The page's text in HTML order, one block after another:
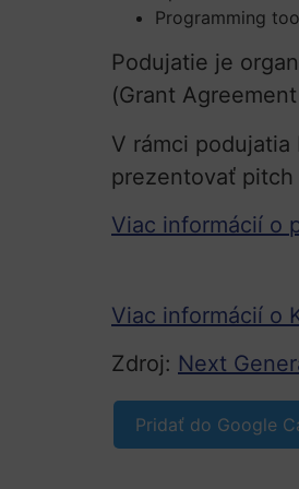
Programming
Podujatie je
(Grant
V rámci podujatia
prezentovať
Viac informácií o
Viac informácií o
Zdroj: Next
Pridať do Google